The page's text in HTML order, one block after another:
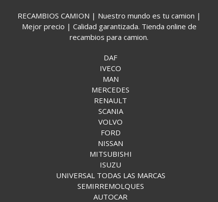
RECAMBIOS CAMION | Nuestro mundo es tu camion |
Mejor precio | Calidad garantizada. Tienda online de
recambios para camion.
DAF
IVECO
MAN
MERCEDES
RENAULT
SCANIA
VOLVO
FORD
NISSAN
MITSUBISHI
ISUZU
UNIVERSAL TODAS LAS MARCAS
SEMIRREMOLQUES
AUTOCAR